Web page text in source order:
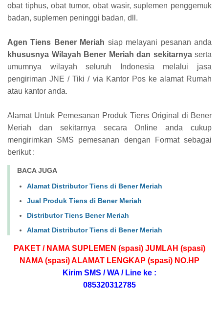
obat tiphus, obat tumor, obat wasir, suplemen penggemuk
badan, suplemen peninggi badan, dll.
Agen Tiens Bener Meriah siap melayani pesanan anda
khususnya Wilayah Bener Meriah dan sekitarnyaserta
umumnya wilayah seluruh Indonesia melalui jasa
pengiriman JNE / Tiki / via Kantor Pos ke alamat Rumah
atau kantor anda.
Alamat Untuk Pemesanan Produk Tiens Original di Bener
Meriah dan sekitarnya secara Online anda cukup
mengirimkan SMS pemesanan dengan Format sebagai
berikut :
BACA JUGA
Alamat Distributor Tiens di Bener Meriah
Jual Produk Tiens di Bener Meriah
Distributor Tiens Bener Meriah
Alamat Distributor Tiens di Bener Meriah
PAKET / NAMA SUPLEMEN (spasi) JUMLAH (spasi)
NAMA (spasi) ALAMAT LENGKAP (spasi) NO.HP
Kirim SMS / WA / Line ke :
085320312785